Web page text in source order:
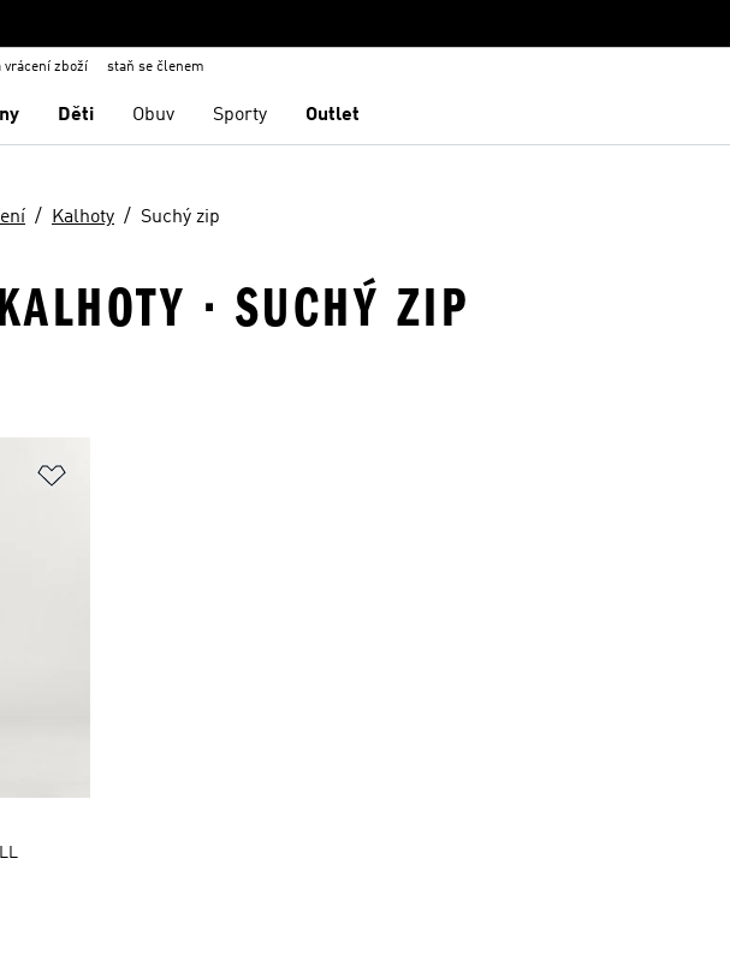
vrácení zboží staň se členem
Děti Obuv Sporty Outlet
Kalhoty Suchý zip
· SUCHÝ ZIP